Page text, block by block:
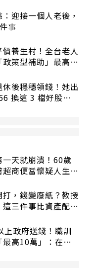
迎接一個人老後，
事
價養生村！全台老人
政策型補助」最高打
休後穩穩領錢！她出
換這 3 檔好股：
一天就崩潰！60歲
超商便當懷疑人生
打，錢變廢紙？教授
這三件事比資產配置
上政府送錢！職訓
最高10萬」：在